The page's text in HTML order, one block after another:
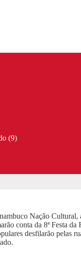
(9)
Nação Cultural,
conta da 8ª Festa da
desfilarão pelas